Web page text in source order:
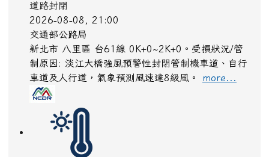
道路封閉
2026-08-08, 21:00
交通部公路局
新北市 八里區 台61線 0K+0~2K+0。受損狀況/管
制原因: 淡江大橋強風預警性封閉管制機車道、自行
車道及人行道，氣象預測風速達8級風。 more...